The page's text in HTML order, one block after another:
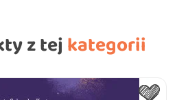
z tej kategorii